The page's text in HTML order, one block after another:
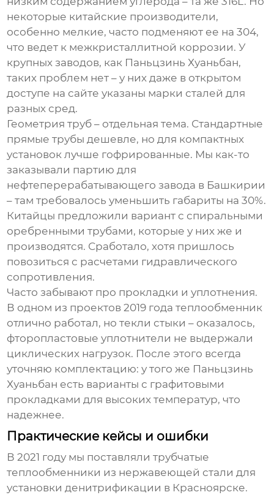
некоторые китайские производители,
особенно мелкие, часто подменяют ее на 304,
что ведет к межкристаллитной коррозии. У
крупных заводов, как Паньцзинь Хуаньбан,
таких проблем нет – у них даже в открытом
доступе на сайте указаны марки сталей для
разных сред.
Геометрия труб – отдельная тема. Стандартные
прямые трубы дешевле, но для компактных
установок лучше гофрированные. Мы как-то
заказывали партию для
нефтеперерабатывающего завода в Башкирии
– там требовалось уменьшить габариты на 30%.
Китайцы предложили вариант с спиральными
оребренными трубами, которые у них же и
производятся. Сработало, хотя пришлось
повозиться с расчетами гидравлического
сопротивления.
Часто забывают про прокладки и уплотнения.
В одном из проектов 2019 года теплообменник
отлично работал, но текли стыки – оказалось,
фторопластовые уплотнители не выдержали
циклических нагрузок. После этого всегда
уточняю комплектацию: у того же Паньцзинь
Хуаньбан есть варианты с графитовыми
прокладками для высоких температур, что
надежнее.
Практические кейсы и ошибки
В 2021 году мы поставлялитрубчатые
теплообменники из нержавеющей стали для
установки денитрификации в Красноярске.